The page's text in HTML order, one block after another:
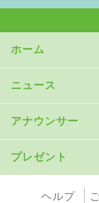
ホーム
ニュース
アナウンサー
プレゼント
ヘルプ